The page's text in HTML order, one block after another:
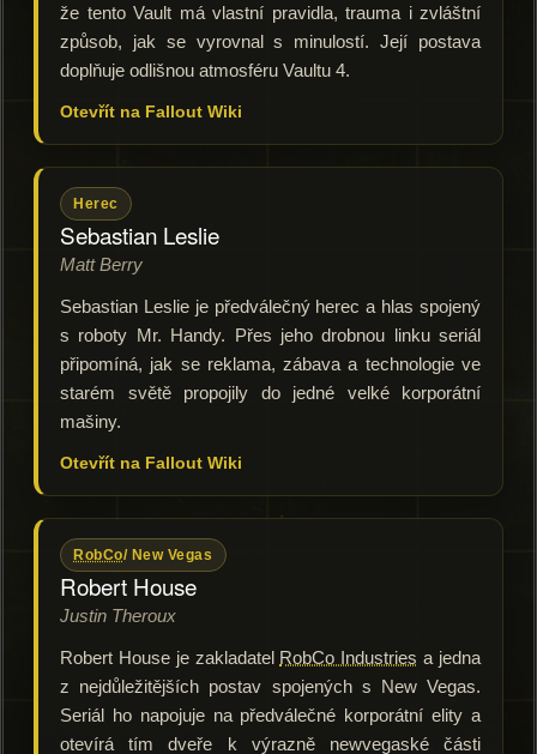
že tento Vault má vlastní pravidla, trauma i zvláštní
způsob, jak se vyrovnal s minulostí. Její postava
doplňuje odlišnou atmosféru Vaultu 4.
Otevřít na Fallout Wiki
Sebastian Leslie
Matt Berry
Herec
Sebastian Leslie je předválečný herec a hlas spojený
s roboty Mr. Handy. Přes jeho drobnou linku seriál
připomíná, jak se reklama, zábava a technologie ve
starém světě propojily do jedné velké korporátní
mašiny.
Otevřít na Fallout Wiki
Robert House
Justin Theroux
RobCo/ New Vegas
Robert House je zakladatel RobCo Industries a jedna
z nejdůležitějších postav spojených s New Vegas.
Seriál ho napojuje na předválečné korporátní elity a
otevírá tím dveře k výrazně newvegaské části